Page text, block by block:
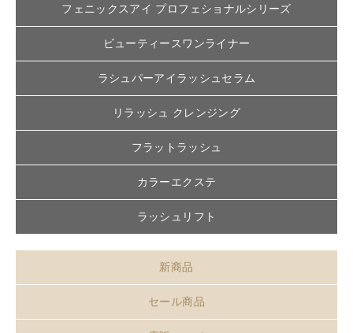
フェニックスアイ プロフェショナルシリーズ
ビューティースワンライナー
ラシュパーアイラッシュセラム
リラッシュ クレンジング
フラットラッシュ
カラーエクステ
ラッシュリフト
新商品
セール商品